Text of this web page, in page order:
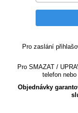
Pro zaslání
Pro SMAZAT /
telefon
Objednávky